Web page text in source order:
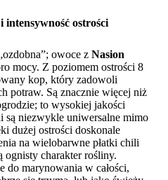
ostrości
owoce z Nasion
mocy. Z poziomem ostrości 8
kop, który zadowoli
potraw. Są znacznie więcej niż
to wysokiej jakości
są niezwykle uniwersalne mimo
dużej ostrości doskonale
na wielobarwne płatki chili
ognisty charakter rośliny.
do marynowania w całości,